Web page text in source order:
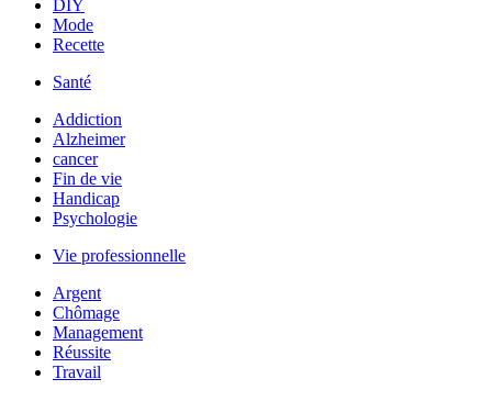
DIY
Mode
Recette
Santé
Addiction
Alzheimer
cancer
Fin de vie
Handicap
Psychologie
Vie professionnelle
Argent
Chômage
Management
Réussite
Travail